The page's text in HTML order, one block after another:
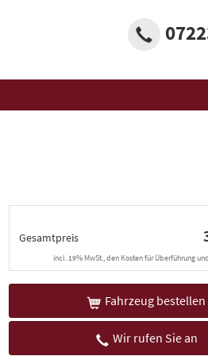
Gesamtpreis
incl. 19% MwSt., den Kosten für Überführung
Fahrzeug bestellen
Wir rufen Sie an